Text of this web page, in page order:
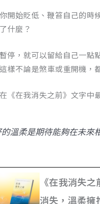
開始貶低、鞭笞自己的時
什麼？
停，就可以留給自己一點
樣不論是煞車或重開機，
《在我消失之前》文字中
溫柔是期待能夠在未來
《在我消失之
消失，溫柔擁